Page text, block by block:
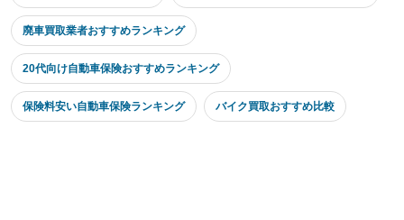
廃車買取業者おすすめランキング
20代向け自動車保険おすすめランキング
保険料安い自動車保険ランキング バイク買取おすすめ比較